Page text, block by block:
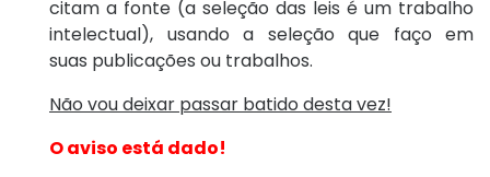
citam a fonte (a seleção das leis é um trabalho
intelectual), usando a seleção que faço em
suas publicações ou trabalhos.
Não vou deixar passar batido desta vez!
O aviso está dado!